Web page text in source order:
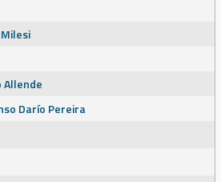
Allende
Darío Pereira